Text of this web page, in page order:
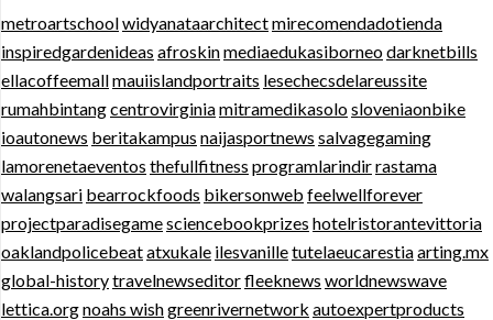
metroartschoolwidyanataarchitectmirecomendadotienda
inspiredgardenideas afroskinmediaedukasiborneodarknetbills
ellacoffeemallmauiislandportraits lesechecsdelareussite
rumahbintangcentrovirginiamitramedikasolosloveniaonbike
ioautonews beritakampus naijasportnews salvagegaming
lamorenetaeventos thefullfitness programlarindirrastama
walangsari bearrockfoods bikersonweb feelwellforever
projectparadisegamesciencebookprizes hotelristorantevittoria
oaklandpolicebeatatxukale ilesvanilletutelaeucarestiaarting.mx
global-historytravelnewseditorfleeknews worldnewswave
lettica.orgnoahs wishgreenrivernetwork autoexpertproducts